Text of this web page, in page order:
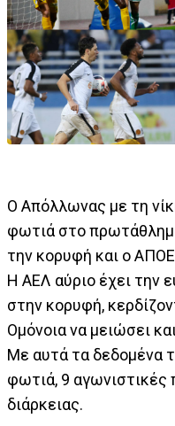
Ο Απόλλωνας με τη
φωτιά στο
την κορυφή και ο
Η ΑΕΛ αύριο έχει την
στην κορυφή,
Ομόνοια να μειώσει
Με αυτά τα δεδομένα
φωτιά, 9 αγωνιστικές
διάρκειας.